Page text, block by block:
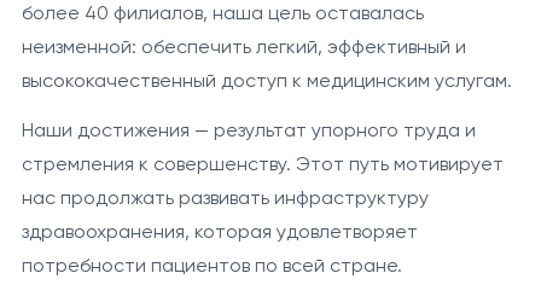
более 40 филиалов, наша цель оставалась
неизменной: обеспечить легкий, эффективный и
высококачественный доступ к медицинским услугам.
Наши достижения — результат упорного труда и
стремления к совершенству. Этот путь мотивирует
нас продолжать развивать инфраструктуру
здравоохранения, которая удовлетворяет
потребности пациентов по всей стране.